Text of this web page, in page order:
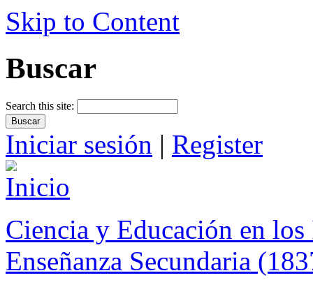
Skip to Content
Buscar
Search this site:
Iniciar sesión | Register
Ciencia y Educación en
Enseñanza Secundaria